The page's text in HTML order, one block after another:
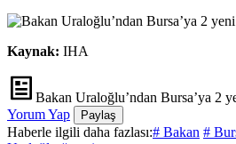
Kaynak: IHA
Bakan Uraloğlu’ndan Bursa’ya 2
Yorum Yap
Paylaş
Haberle ilgili daha fazlası:# Bakan #